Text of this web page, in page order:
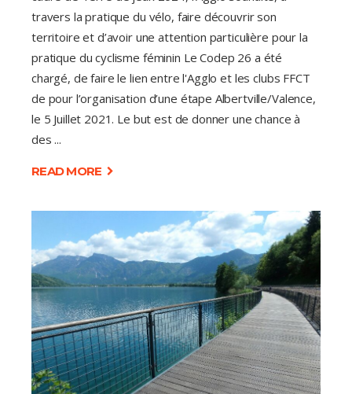
travers la pratique du vélo, faire découvrir son
territoire et d’avoir une attention particulière pour la
pratique du cyclisme féminin Le Codep 26 a été
chargé, de faire le lien entre l'Agglo et les clubs FFCT
de pour l’organisation d’une étape Albertville/Valence,
le 5 Juillet 2021. Le but est de donner une chance à
des
READ MORE